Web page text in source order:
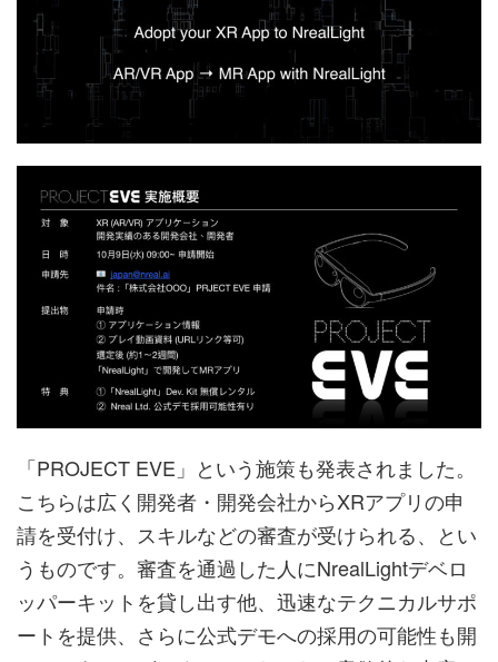
「PROJECT EVE」という施策も発表されました。
こちらは広く開発者・開発会社からXRアプリの申
請を受付け、スキルなどの審査が受けられる、とい
うものです。審査を通過した人にNrealLightデベロ
ッパーキットを貸し出す他、迅速なテクニカルサポ
ートを提供、さらに公式デモへの採用の可能性も開